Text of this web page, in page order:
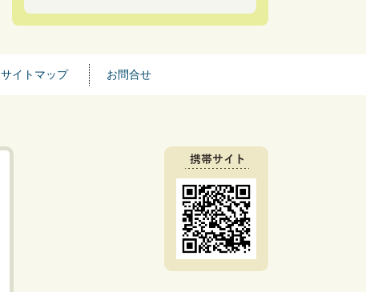
サイトマップ お問合せ